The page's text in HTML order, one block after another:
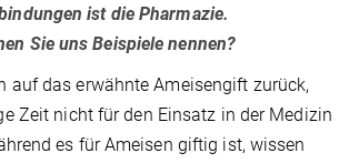
ist die Pharmazie.
Sie uns Beispiele nennen?
auf das erwähnte Ameisengift zurück,
Zeit nicht für den Einsatz in der Medizin
es für Ameisen giftig ist, wissen